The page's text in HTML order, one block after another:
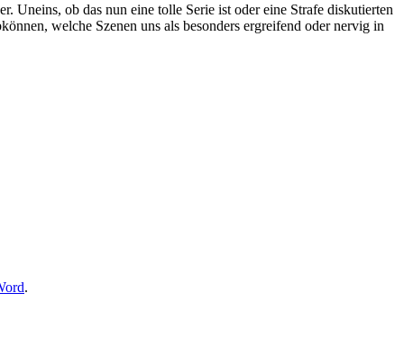
Uneins, ob das nun eine tolle Serie ist oder eine Strafe diskutierten
welche Szenen uns als besonders ergreifend oder nervig in
.